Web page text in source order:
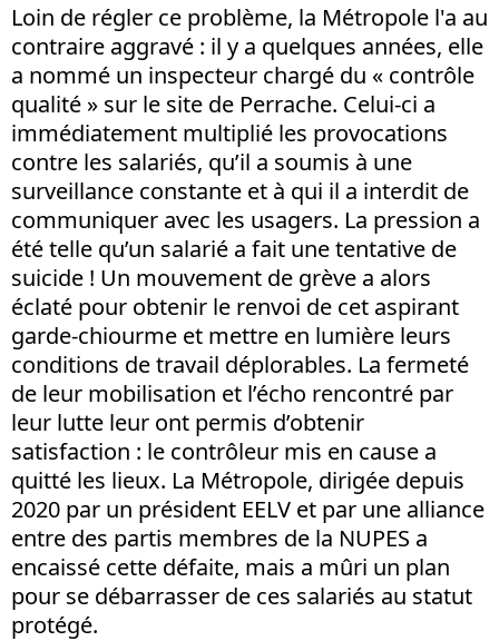
Loin de régler ce problème, la Métropole l'a au
contraire aggravé : il y a quelques années, elle
a nommé un inspecteur chargé du « contrôle
qualité » sur le site de Perrache. Celui-ci a
immédiatement multiplié les provocations
contre les salariés, qu’il a soumis à une
surveillance constante et à qui il a interdit de
communiquer avec les usagers. La pression a
été telle qu’un salarié a fait une tentative de
suicide ! Un mouvement de grève a alors
éclaté pour obtenir le renvoi de cet aspirant
garde-chiourme et mettre en lumière leurs
conditions de travail déplorables. La fermeté
de leur mobilisation et l’écho rencontré par
leur lutte leur ont permis d’obtenir
satisfaction : le contrôleur mis en cause a
quitté les lieux. La Métropole, dirigée depuis
2020 par un président EELV et par une alliance
entre des partis membres de la NUPES a
encaissé cette défaite, mais a mûri un plan
pour se débarrasser de ces salariés au statut
protégé.